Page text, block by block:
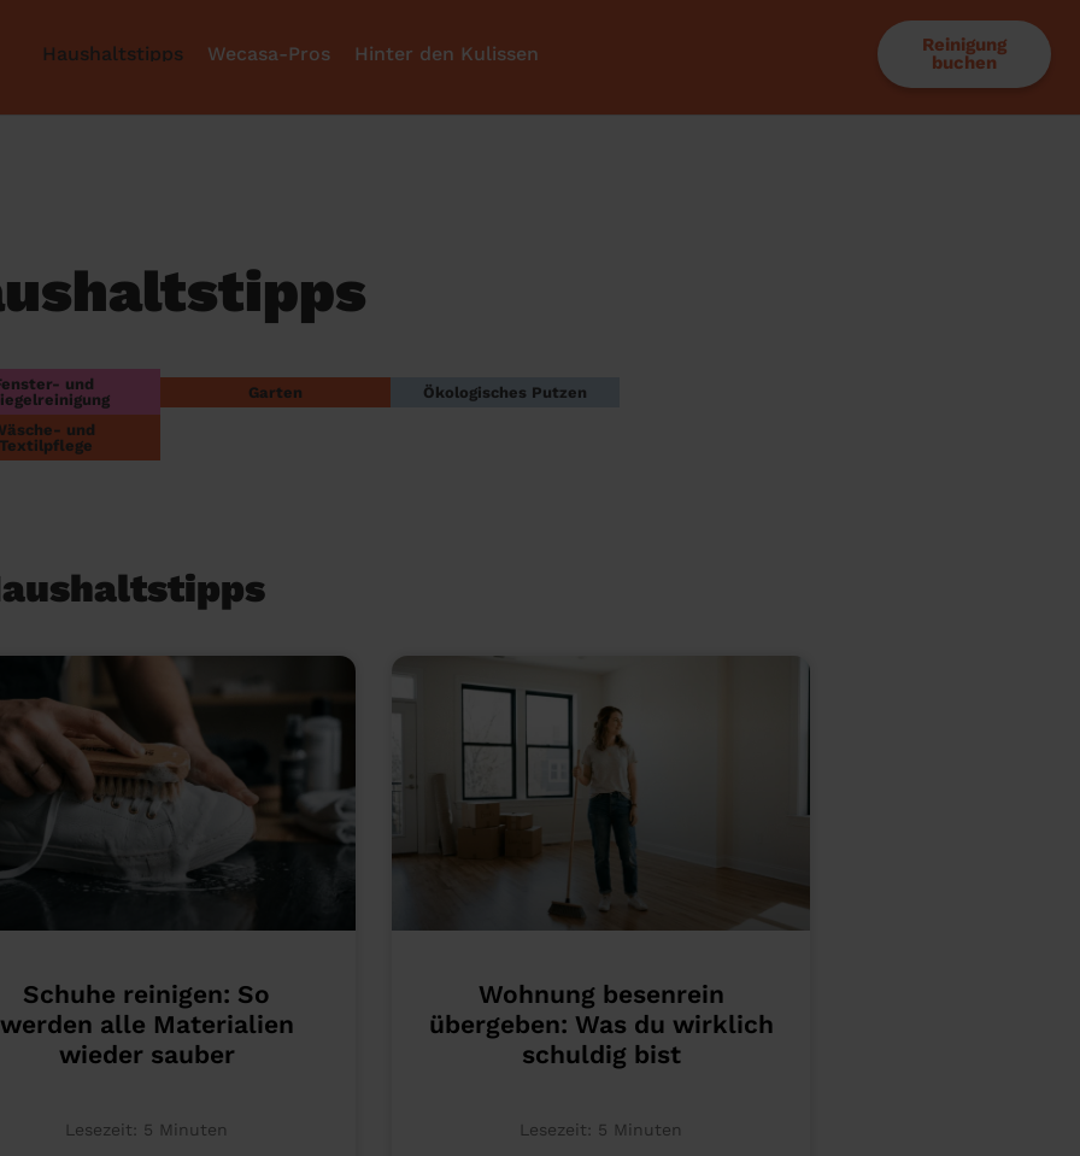
Haushaltstipps Wecasa-Pros Hinter den Kulissen
Reinigung
buchen
und
Garten Ökologisches Putzen
und
Textilpflege
Schuhe reinigen: So
werden alle Materialien
wieder sauber
Lesezeit: 5 Minuten
Wohnung besenrein
übergeben: Was du wirklich
schuldig bist
Lesezeit: 5 Minuten